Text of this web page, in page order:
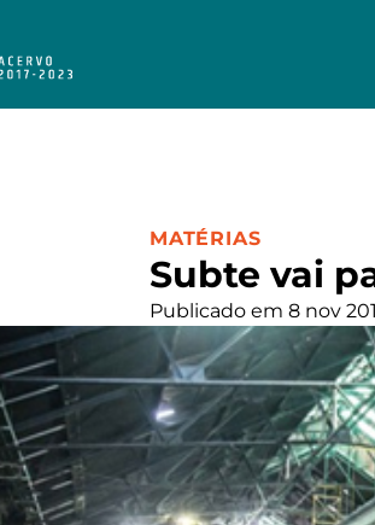
Subte vai
CATEGORIA:
MATÉRIAS
Publicado em 8 nov